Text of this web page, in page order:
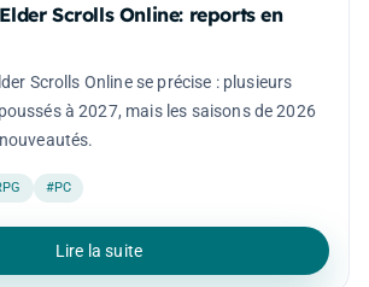
Scrolls Online: reports en
Scrolls Online se précise : plusieurs
à 2027, mais les saisons de 2026
#PC
Lire la suite